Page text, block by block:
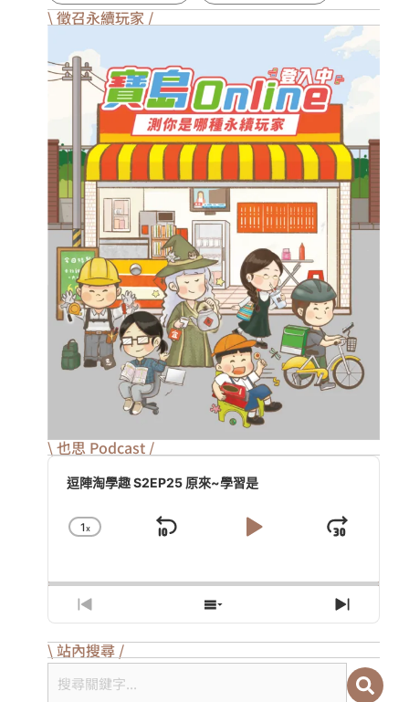
\ 徵召永續玩家 /
\ 也思 Podcast /
Audio
Player
逗陣淘學趣 S2EP25 原來~學習是
Change
1X
Skip
Play
Jump
Previous
Episode
Show
Episodes
List
Next
\ 站內搜尋 /
搜尋關鍵字...